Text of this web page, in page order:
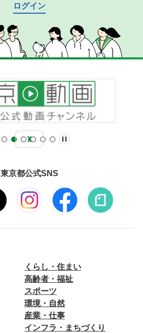
ログイン
東京都公式SNS
くらし・住まい
高齢者・福祉
スポーツ
環境・自然
産業・仕事
インフラ・まちづくり